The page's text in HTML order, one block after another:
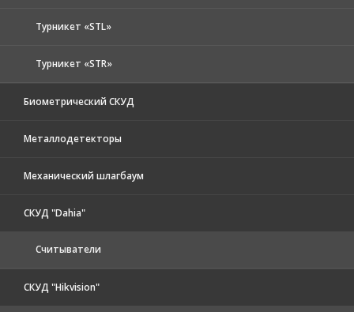
Турникет «STL»
Турникет «STR»
Биометрический СКУД
Металлодетекторы
Механический шлагбаум
СКУД "Dahia"
Считыватели
СКУД "Hikvision"